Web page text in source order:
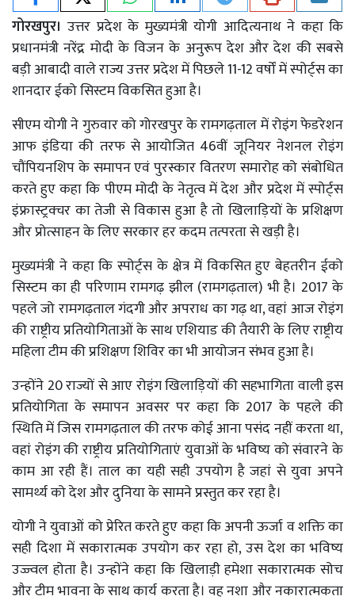
गोरखपुर। उत्तर प्रदेश के मुख्यमंत्री योगी आदित्यनाथ ने कहा कि
प्रधानमंत्री नरेंद्र मोदी के विजन के अनुरूप देश और देश की सबसे
बड़ी आबादी वाले राज्य उत्तर प्रदेश में पिछले 11-12 वर्षों में स्पोर्ट्स का
शानदार ईको सिस्टम विकसित हुआ है।
सीएम योगी ने गुरुवार को गोरखपुर के रामगढ़ताल में रोइंग फेडरेशन
आफ इंडिया की तरफ से आयोजित 46वीं जूनियर नेशनल रोइंग
चौंपियनशिप के समापन एवं पुरस्कार वितरण समारोह को संबोधित
करते हुए कहा कि पीएम मोदी के नेतृत्व में देश और प्रदेश में स्पोर्ट्स
इंफ्रास्ट्रक्चर का तेजी से विकास हुआ है तो खिलाड़ियों के प्रशिक्षण
और प्रोत्साहन के लिए सरकार हर कदम तत्परता से खड़ी है।
मुख्यमंत्री ने कहा कि स्पोर्ट्स के क्षेत्र में विकसित हुए बेहतरीन ईको
सिस्टम का ही परिणाम रामगढ़ झील (रामगढ़ताल) भी है। 2017 के
पहले जो रामगढ़ताल गंदगी और अपराध का गढ़ था, वहां आज रोइंग
की राष्ट्रीय प्रतियोगिताओं के साथ एशियाड की तैयारी के लिए राष्ट्रीय
महिला टीम की प्रशिक्षण शिविर का भी आयोजन संभव हुआ है।
उन्होंने 20 राज्यों से आए रोइंग खिलाड़ियों की सहभागिता वाली इस
प्रतियोगिता के समापन अवसर पर कहा कि 2017 के पहले की
स्थिति में जिस रामगढ़ताल की तरफ कोई आना पसंद नहीं करता था,
वहां रोइंग की राष्ट्रीय प्रतियोगिताएं युवाओं के भविष्य को संवारने के
काम आ रही हैं। ताल का यही सही उपयोग है जहां से युवा अपने
सामर्थ्य को देश और दुनिया के सामने प्रस्तुत कर रहा है।
योगी ने युवाओं को प्रेरित करते हुए कहा कि अपनी ऊर्जा व शक्ति का
सही दिशा में सकारात्मक उपयोग कर रहा हो, उस देश का भविष्य
उज्ज्वल होता है। उन्होंने कहा कि खिलाड़ी हमेशा सकारात्मक सोच
और टीम भावना के साथ कार्य करता है। वह नशा और नकारात्मकता